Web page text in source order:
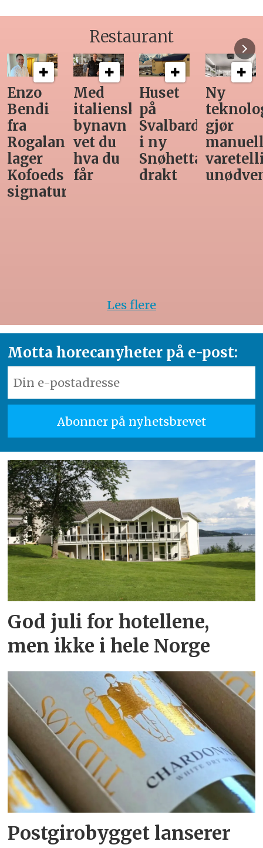
Restaurant
Med
italiensk
bynavn
vet du
hva du
får
Huset
på
Svalbard
i ny
Snøhetta-
drakt
Ny
teknologi
gjør
manuell
varetelling
unødvendig
Siste
Horeca-
før
Les flere
Motta horecanyheter på e-post:
God juli for hotellene,
men ikke i hele Norge
Postgirobygget lanserer